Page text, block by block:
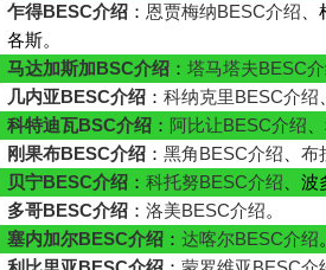
乍得BESC介绍： 恩贾梅纳BESC介绍
各斯。
马达加斯加BSC介绍： 塔马塔夫BESC
几内亚BESC介绍： 科纳克里BESC介绍
科特迪瓦BSC介绍： 阿比让BESC介绍
刚果布BESC介绍： 黑角BESC介绍
布
贝宁BESC介绍： 科托努BESC介绍 、
多哥BESC介绍： 洛美BESC介绍。
塞内加尔BESC介绍： 达喀尔BESC介绍